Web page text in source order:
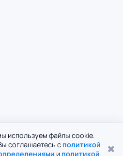
используем файлы cookie.
соглашаетесь с политикой
и политикой
✖